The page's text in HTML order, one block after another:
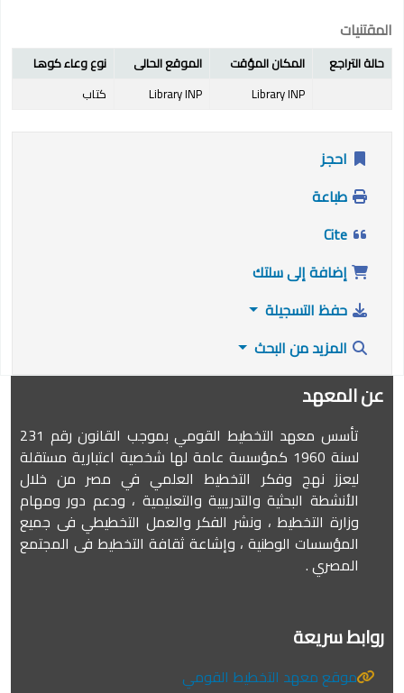
المقتنيات
حالة التراجع المكان المؤقت الموقع الحالى
نوع وعاء كوها
Library INP
Library INP كتاب
احجز
طباعة
إضافة إلى سلتك
حفظ التسجيلة
المزيد من البحث
عن المعهد
تأسس معهد التخطيط القومي بموجب القانون رقم 231
لسنة 1960 كمؤسسة عامة لها شخصية اعتبارية مستقلة
ليعزز نهج وفكر التخطيط العلمي في مصر من خلال
الأنشطة البحثية والتدريبية والتعليمية ، ودعم دور ومهام
وزارة التخطيط ، ونشر الفكر والعمل التخطيطي فى جميع
المؤسسات الوطنية ، وإشاعة ثقافة التخطيط فى المجتمع
المصري .
روابط سريعة
موقع معهد التخطيط القومي